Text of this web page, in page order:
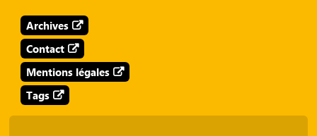
Archives
Contact
Mentions légales
Tags